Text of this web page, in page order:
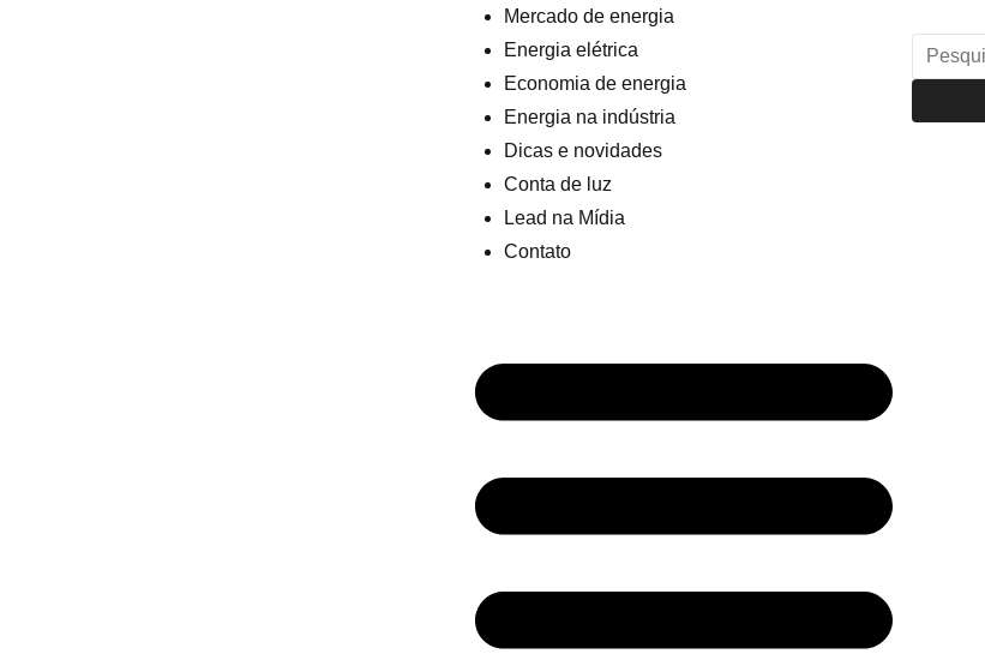
Mercado de energia
Energia elétrica
Economia de energia
Energia na indústria
Dicas e novidades
Conta de luz
Lead na Mídia
Contato